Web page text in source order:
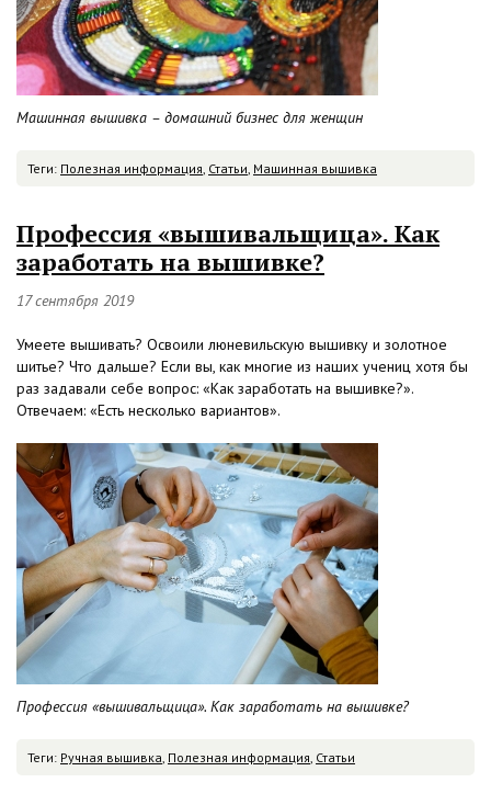
Машинная вышивка – домашний бизнес для женщин
Теги: Полезная информация, Статьи, Машинная вышивка
Профессия «вышивальщица». Как
заработать на вышивке?
17 сентября 2019
Умеете вышивать? Освоили люневильскую вышивку и золотное
шитье? Что дальше? Если вы, как многие из наших учениц хотя бы
раз задавали себе вопрос: «Как заработать на вышивке?».
Отвечаем: «Есть несколько вариантов».
Профессия «вышивальщица». Как заработать на вышивке?
Теги: Ручная вышивка, Полезная информация, Статьи